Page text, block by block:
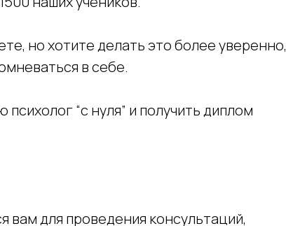
но хотите делать это более уверенно,
в себе.
“с нуля” и получить диплом
вам для проведения консультаций,